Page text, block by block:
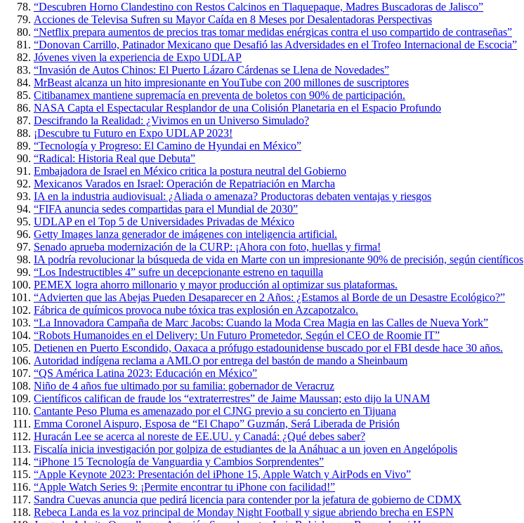
“Descubren Horno Clandestino con Restos Calcinos en Tlaquepaque, Madres Buscadoras de Jalisco”
Acciones de Televisa Sufren su Mayor Caída en 8 Meses por Desalentadoras Perspectivas
“Netflix prepara aumentos de precios tras tomar medidas enérgicas contra el uso compartido de contraseñas”
“Donovan Carrillo, Patinador Mexicano que Desafió las Adversidades en el Trofeo Internacional de Escocia”
Jóvenes viven la experiencia de Expo UDLAP
“Invasión de Autos Chinos: El Puerto Lázaro Cárdenas se Llena de Novedades”
MrBeast alcanza un hito impresionante en YouTube con 200 millones de suscriptores
Citibanamex mantiene supremacía en preventa de boletos con 90% de participación.
NASA Capta el Espectacular Resplandor de una Colisión Planetaria en el Espacio Profundo
Descifrando la Realidad: ¿Vivimos en un Universo Simulado?
¡Descubre tu Futuro en Expo UDLAP 2023!
“Tecnología y Progreso: El Camino de Hyundai en México”
“Radical: Historia Real que Debuta”
Embajadora de Israel en México critica la postura neutral del Gobierno
Mexicanos Varados en Israel: Operación de Repatriación en Marcha
IA en la industria audiovisual: ¿Aliada o amenaza? Productoras debaten ventajas y riesgos
“FIFA anuncia sedes compartidas para el Mundial de 2030”
UDLAP en el Top 5 de Universidades Privadas de México
Getty Images lanza generador de imágenes con inteligencia artificial.
Senado aprueba modernización de la CURP: ¡Ahora con foto, huellas y firma!
IA podría revolucionar la búsqueda de vida en Marte con un impresionante 90% de precisión, según científicos
“Los Indestructibles 4” sufre un decepcionante estreno en taquilla
PEMEX logra ahorro millonario y mayor producción al optimizar sus plataformas.
“Advierten que las Abejas Pueden Desaparecer en 2 Años: ¿Estamos al Borde de un Desastre Ecológico?”
Fábrica de químicos provoca nube tóxica tras explosión en Azcapotzalco.
“La Innovadora Campaña de Marc Jacobs: Cuando la Moda Crea Magia en las Calles de Nueva York”
“Robots Humanoides en el Delivery: Un Futuro Prometedor, Según el CEO de Roomie IT”
Detienen en Puerto Escondido, Oaxaca a prófugo estadounidense buscado por el FBI desde hace 30 años.
Autoridad indígena reclama a AMLO por entrega del bastón de mando a Sheinbaum
“QS América Latina 2023: Educación en México”
Niño de 4 años fue ultimado por su familia: gobernador de Veracruz
Científicos califican de fraude los “extraterrestres” de Jaime Maussan; esto dijo la UNAM
Cantante Peso Pluma es amenazado por el CJNG previo a su concierto en Tijuana
Emma Coronel Aispuro, Esposa de “El Chapo” Guzmán, Será Liberada de Prisión
Huracán Lee se acerca al noreste de EE.UU. y Canadá: ¿Qué debes saber?
Fiscalía inicia investigación por golpiza de estudiantes de la Anáhuac a un joven en Angelópolis
“iPhone 15 Tecnología de Vanguardia y Cambios Sorprendentes”
“Apple Keynote 2023: Presentación del iPhone 15, Apple Watch y AirPods en Vivo”
“Apple Watch Series 9: ¡Permite encontrar tu iPhone con facilidad!”
Sandra Cuevas anuncia que pedirá licencia para contender por la jefatura de gobierno de CDMX
Rebeca Landa es la voz principal de Monday Night Football y sigue abriendo brecha en ESPN